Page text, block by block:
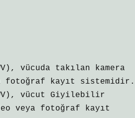
vücuda takılan kamera
kayıt sistemidir.
vücut Giyilebilir
veya fotoğraf kayıt